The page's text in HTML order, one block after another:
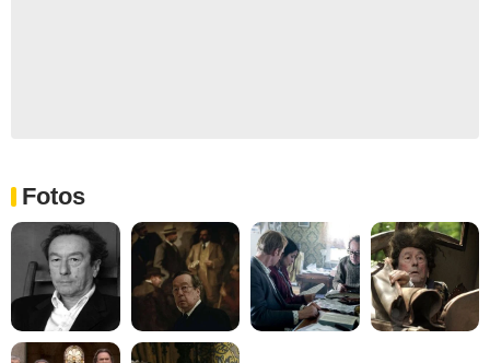
Fotos